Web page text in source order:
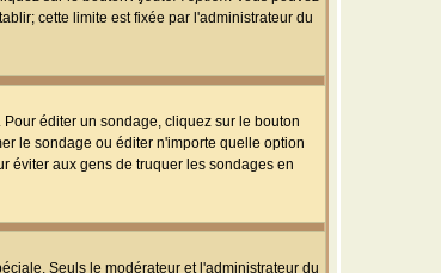
cette limite est fixée par l'administrateur du
éditer un sondage, cliquez sur le bouton
le sondage ou éditer n'importe quelle option
éviter aux gens de truquer les sondages en
Seuls le modérateur et l'administrateur du